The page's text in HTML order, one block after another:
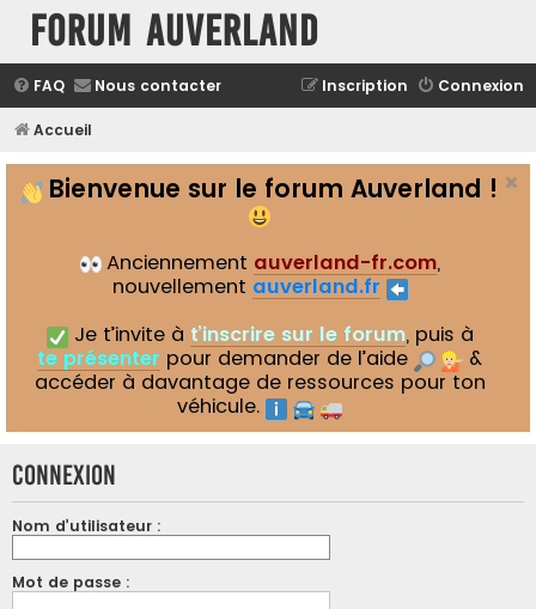
Forum Auverland
FAQ Nous contacter Connexion
Inscription
Accueil
Bienvenue sur le forum Auverland !
Anciennement auverland-fr.com,
nouvellement auverland.fr
Je t’invite à t’inscrire sur le forum, puis à
te présenter pour demander de l’aide
&
accéder à davantage de ressources pour ton
véhicule.
Connexion
Nom d’utilisateur :
Mot de passe :